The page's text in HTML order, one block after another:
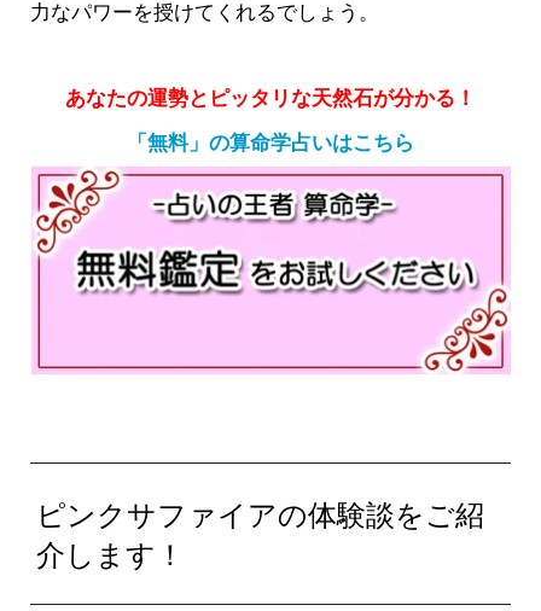
力なパワーを授けてくれるでしょう。
あなたの運勢とピッタリな天然石が分かる！
「無料」の算命学占いはこちら
ピンクサファイアの体験談をご紹
介します！